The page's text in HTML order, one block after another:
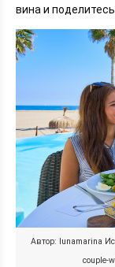
вина и
Автор: lunamarina
couple-